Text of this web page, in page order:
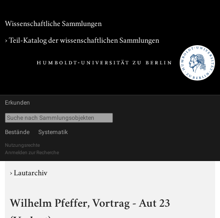
Wissenschaftliche Sammlungen
› Teil-Katalog der wissenschaftlichen Sammlungen
Erkunden
Bestände Systematik
Nutzungsrechte
Anmelden zur Recherche
›Lautarchiv
Wilhelm Pfeffer, Vortrag - Aut 23